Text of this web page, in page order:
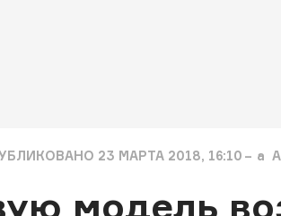
23 МАРТА 2018, 16:10 a A
модель